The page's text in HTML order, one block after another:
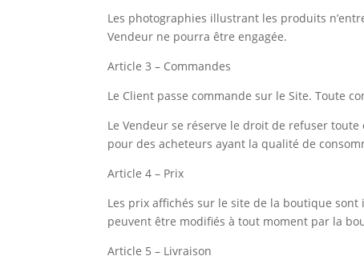
Les photographies illustrant les produits
Vendeur ne pourra être engagée.
Article 3 – Commandes
Le Client passe commande sur le Site. Toute
Le Vendeur se réserve le droit de refuser
pour des acheteurs ayant la qualité de
Article 4 – Prix
Les prix affichés sur le site de la boutique
peuvent être modifiés à tout moment par la
Article 5 – Livraison